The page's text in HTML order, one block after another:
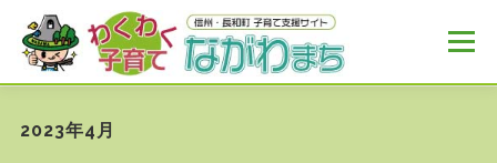
メニュー
HOME
2023年4月